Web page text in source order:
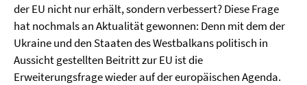
der EU nicht nur erhält, sondern verbessert? Diese Frage
hat nochmals an Aktualität gewonnen: Denn mit dem der
Ukraine und den Staaten des Westbalkans politisch in
Aussicht gestellten Beitritt zur EU ist die
Erweiterungsfrage wieder auf der europäischen Agenda.